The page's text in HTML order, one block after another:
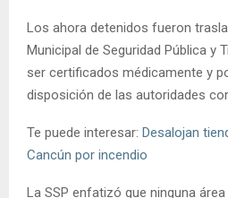
Los ahora detenidos fueron
Municipal de Seguridad Pública y
ser certificados médicamente y
disposición de las autoridades
Te puede interesar: Desalojan
Cancún por incendio
La SSP enfatizó que ninguna